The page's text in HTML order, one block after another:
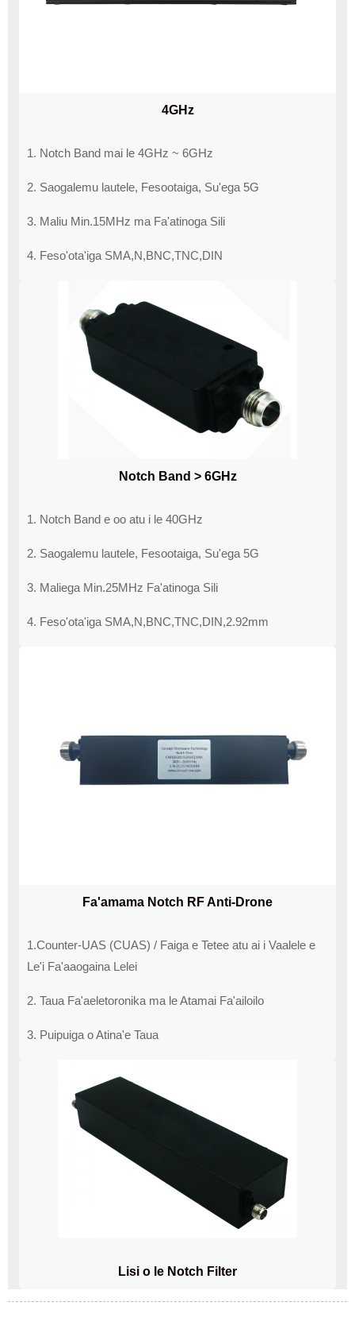
4GHz
1. Notch Band mai le 4GHz ~ 6GHz
2. Saogalemu lautele, Fesootaiga, Su'ega 5G
3. Maliu Min.15MHz ma Fa'atinoga Sili
4. Feso'ota'iga SMA,N,BNC,TNC,DIN
Notch Band > 6GHz
1. Notch Band e oo atu i le 40GHz
2. Saogalemu lautele, Fesootaiga, Su'ega 5G
3. Maliega Min.25MHz Fa'atinoga Sili
4. Feso'ota'iga SMA,N,BNC,TNC,DIN,2.92mm
Fa'amama Notch RF Anti-Drone
1.Counter-UAS (CUAS) / Faiga e Tetee atu ai i Vaalele e
Le'i Fa'aaogaina Lelei
2. Taua Fa'aeletoronika ma le Atamai Fa'ailoilo
3. Puipuiga o Atina'e Taua
Lisi o le Notch Filter